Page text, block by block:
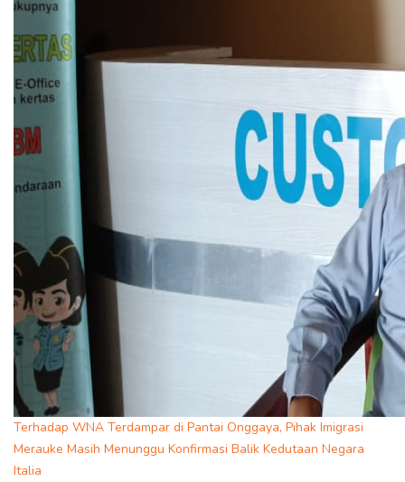
Terhadap WNA Terdampar di Pantai Onggaya, Pihak Imigrasi
Merauke Masih Menunggu Konfirmasi Balik Kedutaan Negara
Italia